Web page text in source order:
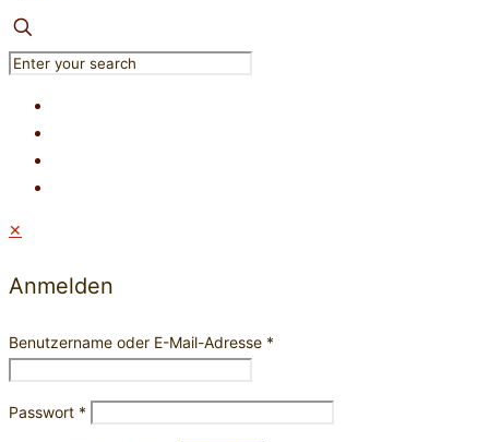
✕
Anmelden
Benutzername oder E-Mail-Adresse *
Passwort *